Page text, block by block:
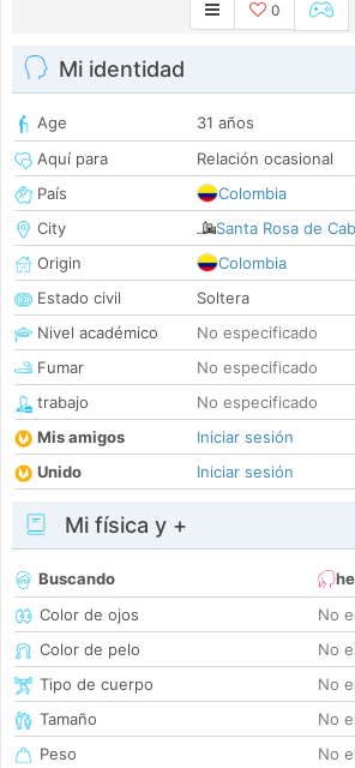
0
Mi identidad
Age
31 años
Aquí para
Relación ocasional
País
Colombia
City
Santa Rosa de
Origin
Colombia
Estado civil
Soltera
Nivel académico
No especificado
Fumar
No especificado
trabajo
No especificado
Mis amigos
Iniciar sesión
Unido
Iniciar sesión
Mi física y +
Buscando
Color de ojos
No
Color de pelo
No
Tipo de cuerpo
No
Tamaño
No
Peso
No